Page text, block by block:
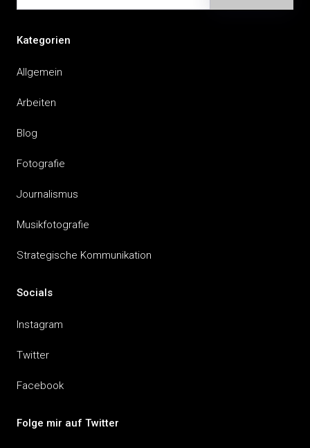
Kategorien
Allgemein
Arbeiten
Blog
Fotografie
Journalismus
Musikfotografie
Strategische Kommunikation
Socials
Instagram
Twitter
Facebook
Folge mir auf Twitter